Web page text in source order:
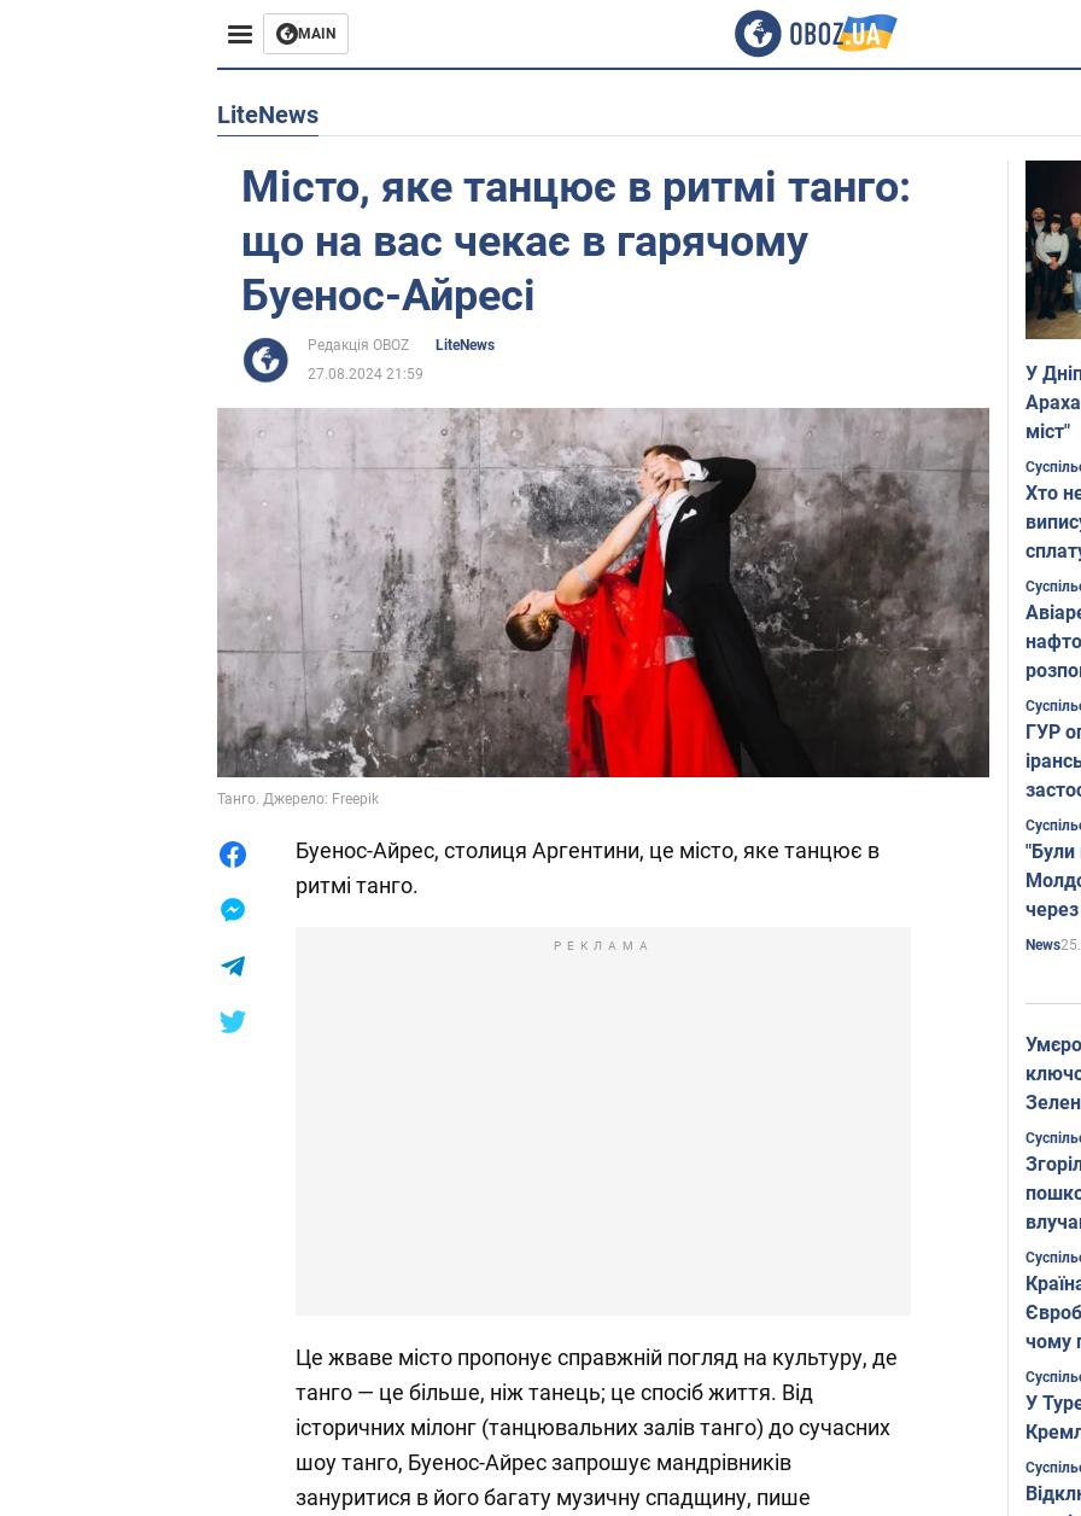
MAIN
Європа
Африка
Життя
LiteNews
Місто, яке танцює в ритмі танго:
що на вас чекає в гарячому
Буенос-Айресі
Редакція OBOZ
LiteNews
27.08.2024 21:59
Танго. Джерело: Freepik
Буенос-Айрес, столиця Аргентини, це місто, яке танцює в
ритмі танго.
РЕКЛАМА
Це жваве місто пропонує справжній погляд на культуру, де
танго — це більше, ніж танець; це спосіб життя. Від
історичних мілонг (танцювальних залів танго) до сучасних
шоу танго, Буенос-Айрес запрошує мандрівників
зануритися в його багату музичну спадщину, пише
У
міст"
Хто
ГУР
"Були
News
Фото
чому
У